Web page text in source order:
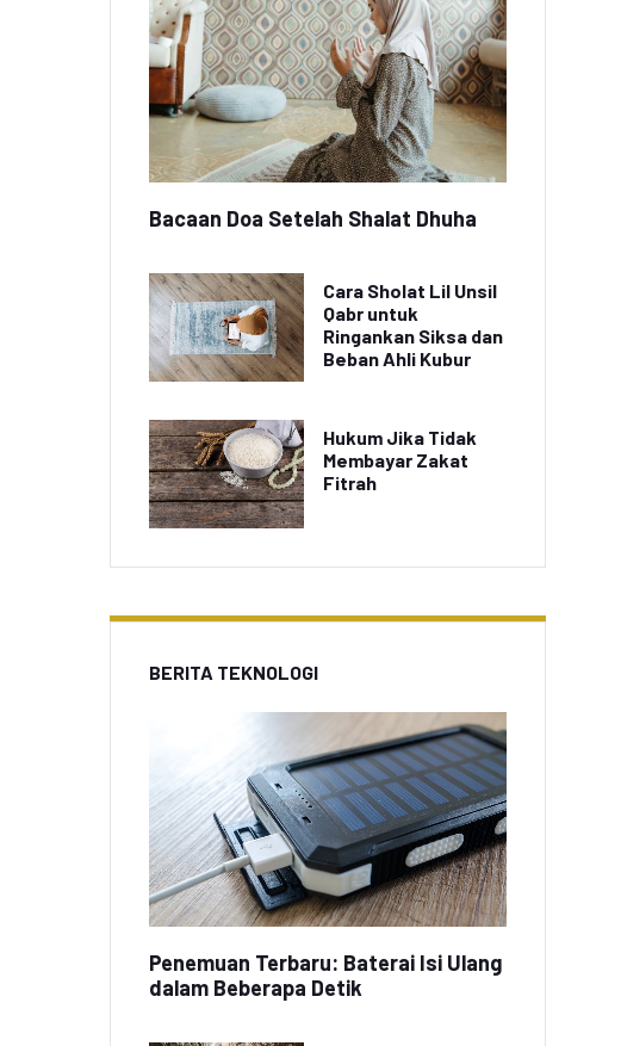
Bacaan Doa Setelah Shalat Dhuha
Cara Sholat Lil Unsil
Qabr untuk
Ringankan Siksa dan
Beban Ahli Kubur
Hukum Jika Tidak
Membayar Zakat
Fitrah
BERITA TEKNOLOGI
Penemuan Terbaru: Baterai Isi Ulang
dalam Beberapa Detik